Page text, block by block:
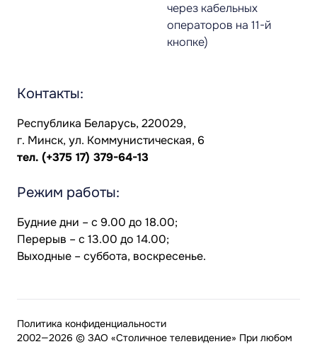
через кабельных
операторов на 11-й
кнопке)
Контакты:
Республика Беларусь, 220029,
г. Минск, ул. Коммунистическая, 6
тел. (+375 17) 379-64-13
Режим работы:
Будние дни – с 9.00 до 18.00;
Перерыв – с 13.00 до 14.00;
Выходные – суббота, воскресенье.
2002—2026 © ЗАО «Столичное телевидение» При любом
Политика конфиденциальности